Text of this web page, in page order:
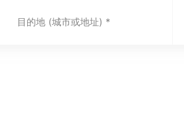
目的地 (城市或地址)